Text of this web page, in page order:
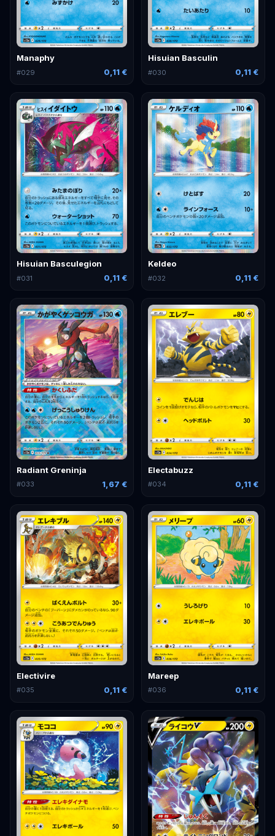
Manaphy
#029 0,11 €
Hisuian Basculin
#030 0,11 €
Hisuian Basculegion
#031 0,11 €
Keldeo
#032 0,11 €
Radiant Greninja
#033 1,67 €
Electabuzz
#034 0,11 €
Electivire
#035 0,11 €
Mareep
#036 0,11 €